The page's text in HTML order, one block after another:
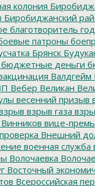
колония
Биробиджанский
благотворитель
патроны
Брянск
бюджетные деньги
Валдгейм
Вебер Великан
весенний призыв
взрыв газа
Винников вице-
Внешний
военная служба
Волочаевка
Восточный
Всероссийская